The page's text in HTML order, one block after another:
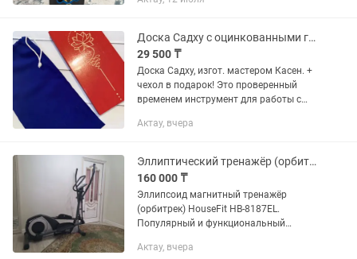
Доска Садху с оцинкованными гвоздями Гвоздестояние
29 500 ₸
Доска Садху, изгот. мастером Касен. +
чехол в подарок! Это проверенный
временем инструмент для работы с
или энергией. ВО ВРЕМЯ ПРАКТИКИ
Актау, вчера
Эллиптический тренажёр (орбитрек) HouseFit
160 000 ₸
Эллипсоид магнитный тренажёр
(орбитрек) HouseFit HB-8187EL.
Популярный и функциональный
эффективных домашних тренировок.
Актау, вчера